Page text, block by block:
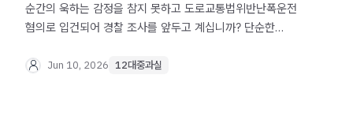
순간의 욱하는 감정을 참지 못하고 도로교통법위반난폭운전
혐의로 입건되어 경찰 조사를 앞두고 계십니까? 단순한
형사 범죄입니다. 법무법인 오현 음주교통대응TF팀이
Jun 10, 2026 12대중과실